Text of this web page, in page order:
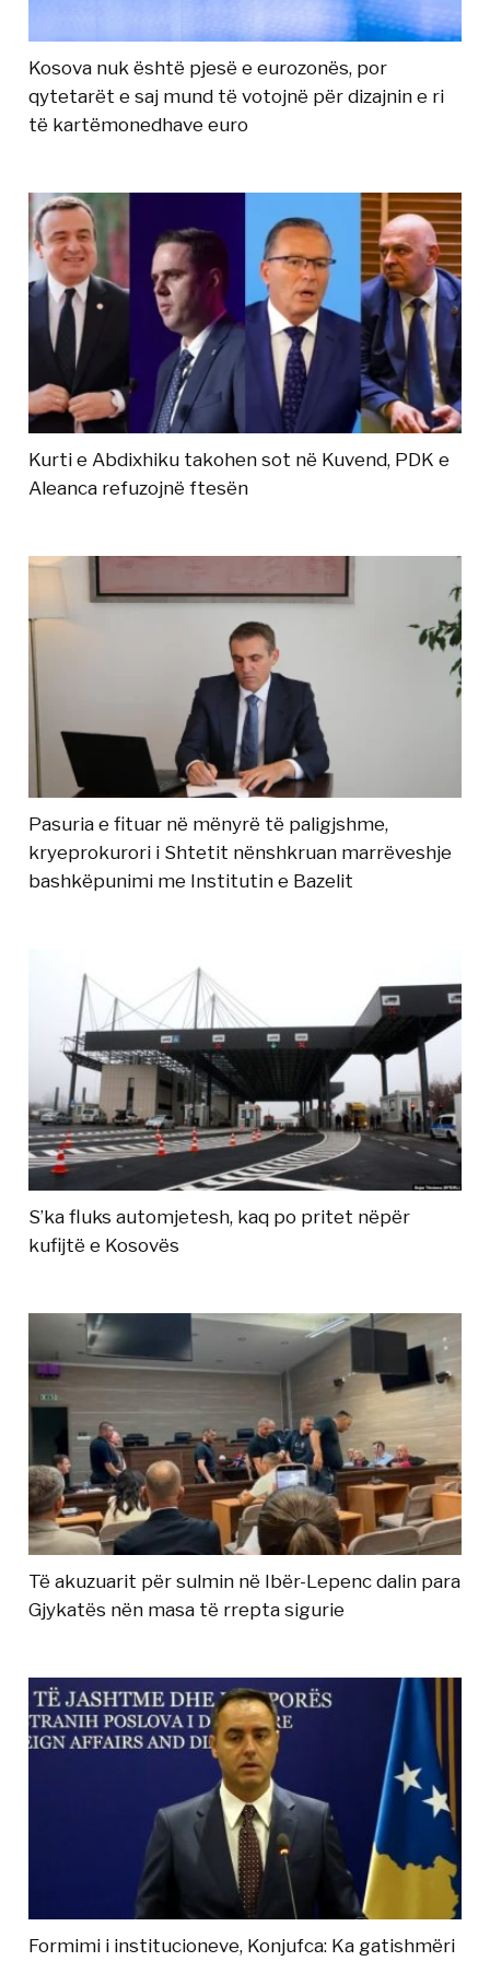
Kosova nuk është pjesë e eurozonës, por
qytetarët e saj mund të votojnë për dizajnin e ri
të kartëmonedhave euro
Kurti e Abdixhiku takohen sot në Kuvend, PDK e
Aleanca refuzojnë ftesën
Pasuria e fituar në mënyrë të paligjshme,
kryeprokurori i Shtetit nënshkruan marrëveshje
bashkëpunimi me Institutin e Bazelit
S’ka fluks automjetesh, kaq po pritet nëpër
kufijtë e Kosovës
Të akuzuarit për sulmin në Ibër-Lepenc dalin para
Gjykatës nën masa të rrepta sigurie
Formimi i institucioneve, Konjufca: Ka gatishmëri